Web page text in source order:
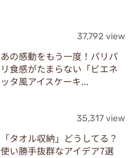
37,792 view
あの感動をもう一度！パリパ
リ食感がたまらない「ビエネ
ッタ風アイスケーキ...
35,317 view
「タオル収納」どうしてる？
使い勝手抜群なアイデア7選